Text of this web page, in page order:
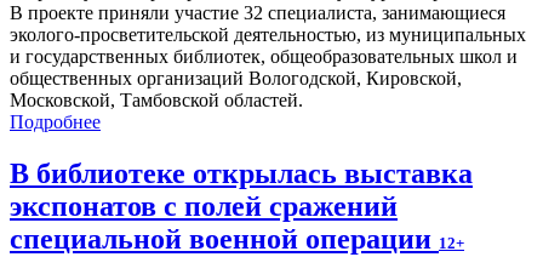
В проекте приняли участие 32 специалиста, занимающиеся
эколого-просветительской деятельностью, из муниципальных
и государственных библиотек, общеобразовательных школ и
общественных организаций Вологодской, Кировской,
Московской, Тамбовской областей.
Подробнее
В библиотеке открылась выставка
экспонатов с полей сражений
специальной военной операции 12+